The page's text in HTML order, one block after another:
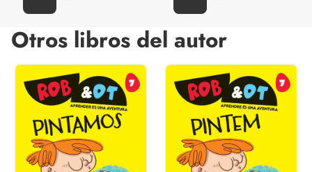
Otros libros del autor